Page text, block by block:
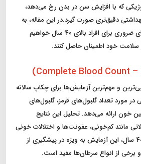
که با افزایش سن در بدن رخ می‌دهد،
دقیق‌تری صورت گیرد.در این مقاله، به
بررسی مهم‌ترین آزمایش‌های ضروری برای افراد بالای 40 سال خواهیم
سلامت خود اطمینان حاصل کنند.
و مهم‌ترین آزمایش‌ها برای چکاپ سالانه
مورد تعداد گلبول‌های قرمز، گلبول‌های
خون ارائه می‌دهد. تحلیل این نتایج
مانند کم‌خونی، عفونت‌ها و اختلالات خونی
کمک کند. برای افراد بالای 40 سال، این آزمایش به ویژه در پیشگیری از
برخی از انواع سرطان‌ها مفید است.